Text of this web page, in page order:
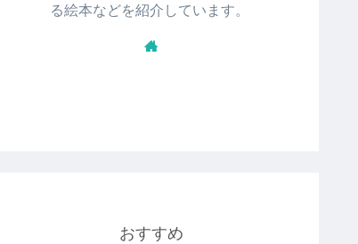
る絵本などを紹介しています。
おすすめ